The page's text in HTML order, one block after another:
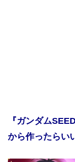
『ガンダム
から作ったらい